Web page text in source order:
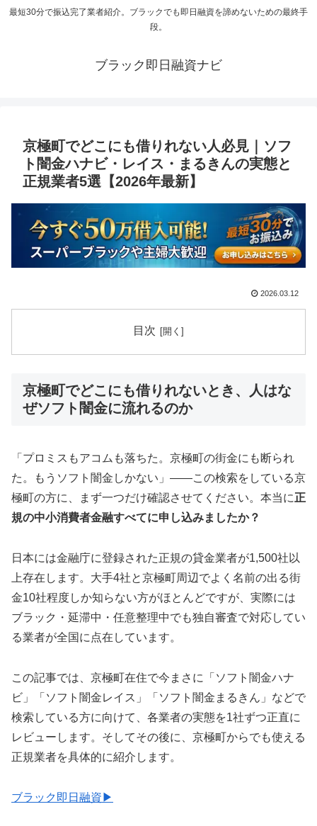
最短30分で振込完了業者紹介。ブラックでも即日融資を諦めないための最終手
段。
ブラック即日融資ナビ
京極町でどこにも借りれない人必見｜ソフ
ト闇金ハナビ・レイス・まるきんの実態と
正規業者5選【2026年最新】
2026.03.12
目次
京極町でどこにも借りれないとき、人はな
ぜソフト闇金に流れるのか
「プロミスもアコムも落ちた。京極町の街金にも断られ
た。もうソフト闇金しかない」——この検索をしている京
極町の方に、まず一つだけ確認させてください。本当に正
規の中小消費者金融すべてに申し込みましたか？
日本には金融庁に登録された正規の貸金業者が1,500社以
上存在します。大手4社と京極町周辺でよく名前の出る街
金10社程度しか知らない方がほとんどですが、実際には
ブラック・延滞中・任意整理中でも独自審査で対応してい
る業者が全国に点在しています。
この記事では、京極町在住で今まさに「ソフト闇金ハナ
ビ」「ソフト闇金レイス」「ソフト闇金まるきん」などで
検索している方に向けて、各業者の実態を1社ずつ正直に
レビューします。そしてその後に、京極町からでも使える
正規業者を具体的に紹介します。
ブラック即日融資▶